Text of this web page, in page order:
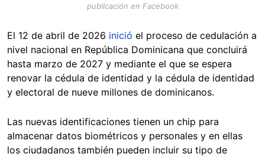
publicación en Facebook
El 12 de abril de 2026 inició el proceso de cedulación a
nivel nacional en República Dominicana que concluirá
hasta marzo de 2027 y mediante el que se espera
renovar la cédula de identidad y la cédula de identidad
y electoral de nueve millones de dominicanos.
Las nuevas identificaciones tienen un chip para
almacenar datos biométricos y personales y en ellas
los ciudadanos también pueden incluir su tipo de